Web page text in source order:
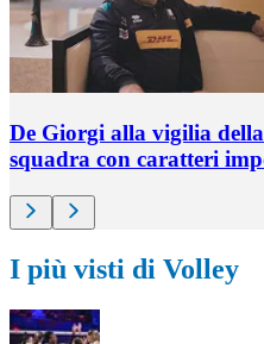
De Giorgi alla vigilia
squadra con caratteri
I più visti di Volley